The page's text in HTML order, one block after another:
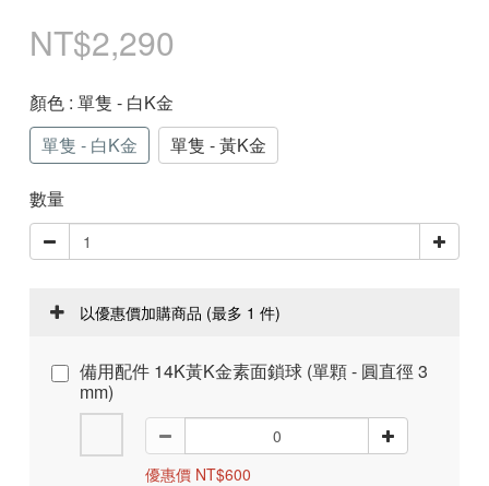
NT$2,290
顏色 : 單隻 - 白K金
單隻 - 白K金
單隻 - 黃K金
數量
以優惠價加購商品 (最多 1 件)
備用配件 14K黃K金素面鎖球 (單顆 - 圓直徑 3
mm)
優惠價 NT$600